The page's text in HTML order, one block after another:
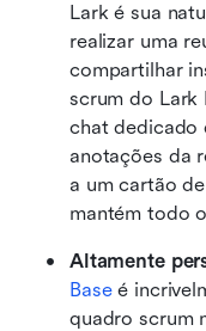
Lark é sua
realizar uma
compartilhar
scrum do Lark
chat dedicado
anotações da
a um cartão
mantém todo
Altamente
Base é
quadro scrum